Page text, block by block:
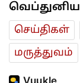
செய்திகள்
மரு‌த்துவ‌ம்